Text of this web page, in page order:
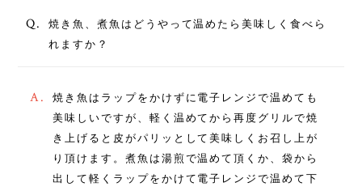
Q.
焼き魚、煮魚はどうやって温めたら美味しく食べら
れますか？
A.
焼き魚はラップをかけずに電子レンジで温めても
美味しいですが、軽く温めてから再度グリルで焼
き上げると皮がパリッとして美味しくお召し上が
り頂けます。煮魚は湯煎で温めて頂くか、袋から
出して軽くラップをかけて電子レンジで温めて下